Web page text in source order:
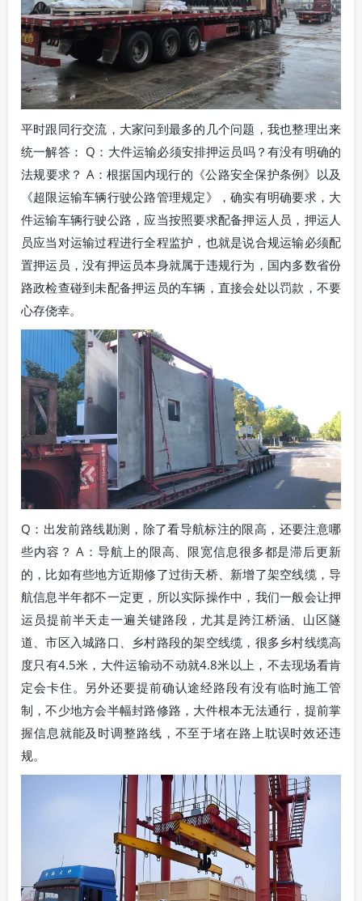
平时跟同行交流，大家问到最多的几个问题，我也整理出来
统一解答： Q：大件运输必须安排押运员吗？有没有明确的
法规要求？ A：根据国内现行的《公路安全保护条例》以及
《超限运输车辆行驶公路管理规定》，确实有明确要求，大
件运输车辆行驶公路，应当按照要求配备押运人员，押运人
员应当对运输过程进行全程监护，也就是说合规运输必须配
置押运员，没有押运员本身就属于违规行为，国内多数省份
路政检查碰到未配备押运员的车辆，直接会处以罚款，不要
心存侥幸。
Q：出发前路线勘测，除了看导航标注的限高，还要注意哪
些内容？ A：导航上的限高、限宽信息很多都是滞后更新
的，比如有些地方近期修了过街天桥、新增了架空线缆，导
航信息半年都不一定更，所以实际操作中，我们一般会让押
运员提前半天走一遍关键路段，尤其是跨江桥涵、山区隧
道、市区入城路口、乡村路段的架空线缆，很多乡村线缆高
度只有4.5米，大件运输动不动就4.8米以上，不去现场看肯
定会卡住。另外还要提前确认途经路段有没有临时施工管
制，不少地方会半幅封路修路，大件根本无法通行，提前掌
握信息就能及时调整路线，不至于堵在路上耽误时效还违
规。